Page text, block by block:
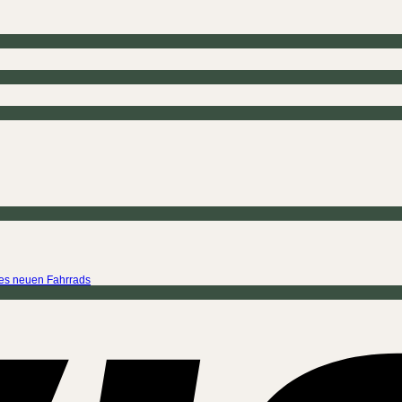
neuen Fahrrads